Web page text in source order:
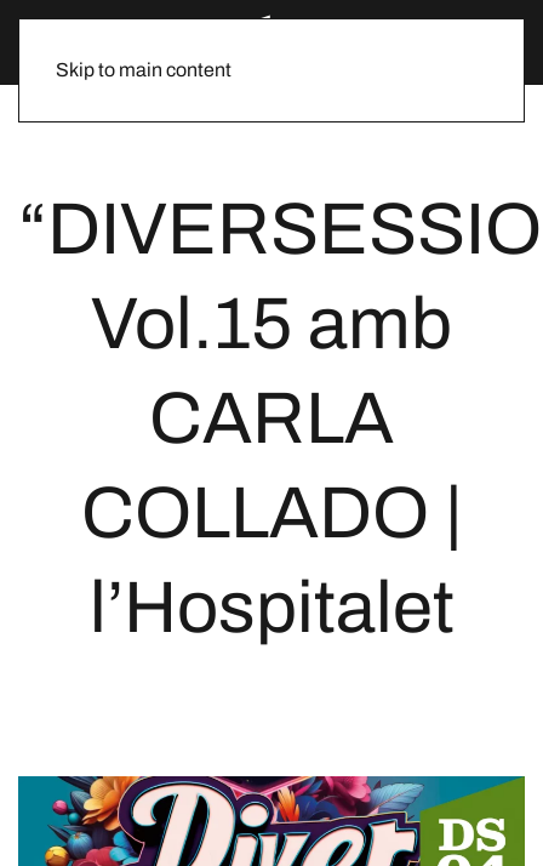
Skip to main content
Vol.15 amb
CARLA
COLLADO |
l’Hospitalet